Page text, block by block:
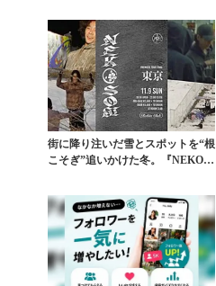
街に降り注いだ雪とスポットを“根
こそぎ”追いかけた冬。『NEKOS